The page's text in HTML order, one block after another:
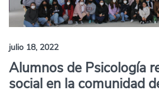
julio 18, 2022
Alumnos de Psicología
social en la comunidad